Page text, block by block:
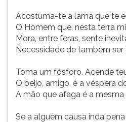
Acostuma-te à lama que te
O Homem que, nesta terra
Mora, entre feras, sente
Necessidade de também ser
Toma um fósforo. Acende
O beijo, amigo, é a véspera
A mão que afaga é a mesma
Se a alguém causa inda